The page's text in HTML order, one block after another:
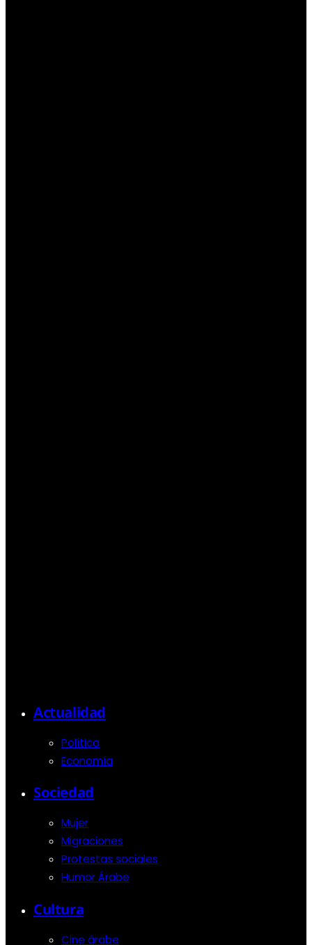
Actualidad
Política
Economía
Sociedad
Mujer
Migraciones
Protestas sociales
Humor Árabe
Cultura
Cine árabe